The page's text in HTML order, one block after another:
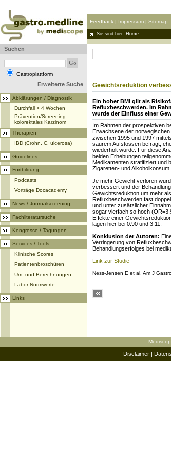
Feedback | Impressum | Sitemap
Sie sind hier: Home
Suchen
Gastroplattform
Erweiterte Suche
Abklärungen / Diagnostik
Durchfall > 4 Wochen
Prävention/Screening
kolorektales Karzinom
Therapien
IBD (Crohn, C. ulcerosa)
Guidelines
Fortbildung
Podcasts
Vorträge Docacademy
News / Journalscreening
Fachliteratursuche
Kongresse / Tagungen
Services / Tools
Klinische Scores
Patientenbroschüren
Um- und Berechnungen
Labor-Normwerte
Links
Gewichtsreduktion
Ein hoher BMI gilt als
Refluxbeschwerden. Im
wurde der Einfluss einer
Im Rahmen der prospektiven
Erwachsene der
zwischen 1995 und 1997
saurem Aufstossen befragt,
wiederholt wurde. Für diese
beiden Erhebungen
Medikamenten stratifiziert und
Zigaretten- und
Je mehr Gewicht verloren
verbessert und der
Gewichtsreduktion um mehr
Refluxbeschwerden fast
und unter zusätzlicher
sogar vierfach so hoch
Effekte einer
lagen hier bei 0.90 und 3.11.
Konklusion der Autoren:
Verringerung von
Behandlungserfolges bei
Link zur Studie
Ness-Jensen E et al. Am J
Disclaimer|